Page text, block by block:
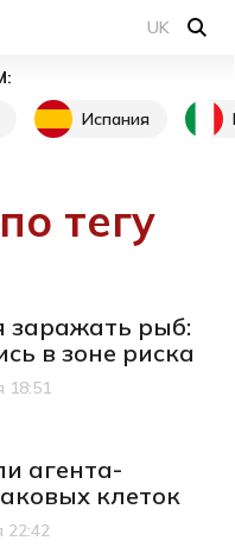
UK
Испания
тегу
заражать рыб:
в зоне риска
18:51
агента-
клеток
22:42